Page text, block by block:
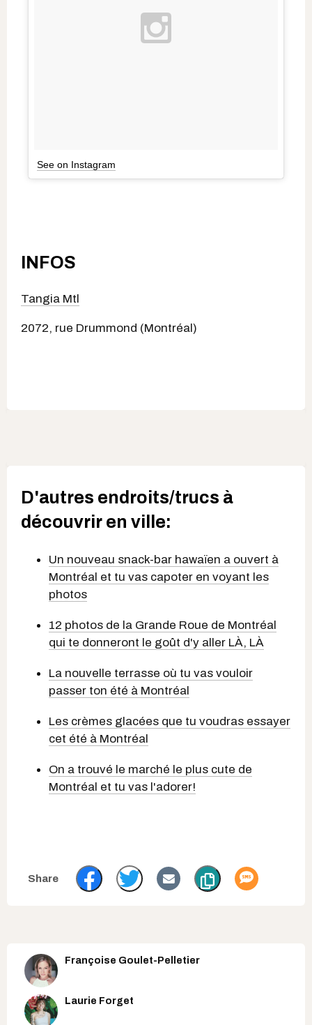
See on Instagram
INFOS
Tangia Mtl
2072, rue Drummond (Montréal)
D'autres endroits/trucs à
découvrir en ville:
Un nouveau snack-bar hawaïen a ouvert à
Montréal et tu vas capoter en voyant les
photos
12 photos de la Grande Roue de Montréal
qui te donneront le goût d'y aller LÀ, LÀ
La nouvelle terrasse où tu vas vouloir
passer ton été à Montréal
Les crèmes glacées que tu voudras essayer
cet été à Montréal
On a trouvé le marché le plus cute de
Montréal et tu vas l'adorer!
Françoise Goulet-Pelletier
Laurie Forget